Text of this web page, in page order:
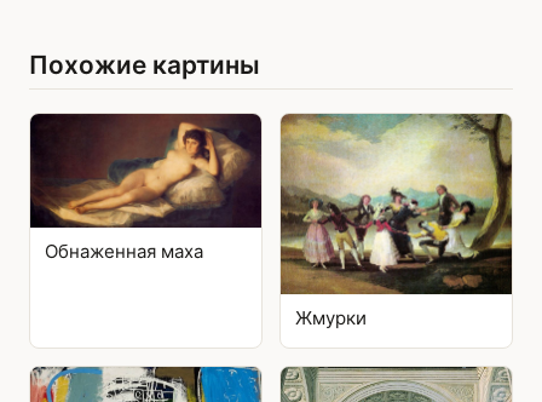
Похожие картины
Обнаженная маха
Жмурки